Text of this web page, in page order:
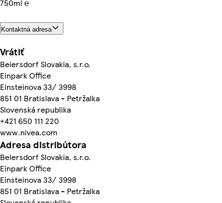
750ml ℮
Kontaktná adresa
Vrátiť
Beiersdorf Slovakia, s.r.o.
Einpark Office
Einsteinova 33/ 3998
851 01 Bratislava - Petržalka
Slovenská republika
+421 650 111 220
www.nivea.com
Adresa distribútora
Beiersdorf Slovakia, s.r.o.
Einpark Office
Einsteinova 33/ 3998
851 01 Bratislava - Petržalka